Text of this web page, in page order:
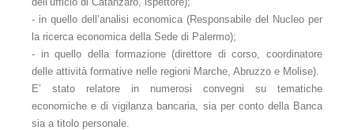
Comitato scientifico
Probiviri
Sede
Servizi TAB
- in quello dell’analisi economica (Responsabile del Nucleo per
la ricerca economica della Sede di Palermo);
- in quello della formazione (direttore di corso, coordinatore
delle attività formative nelle regioni Marche, Abruzzo e Molise).
E’ stato relatore in numerosi convegni su tematiche
economiche e di vigilanza bancaria, sia per conto della Banca
sia a titolo personale.